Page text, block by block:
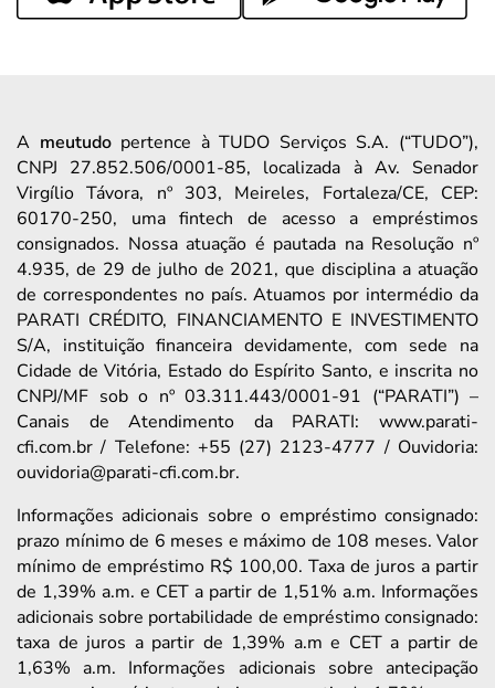
A meutudopertence à TUDO Serviços S.A. (“TUDO”),
CNPJ 27.852.506/0001-85, localizada à Av. Senador
Virgílio Távora, nº 303, Meireles, Fortaleza/CE, CEP:
60170-250, uma fintech de acesso a empréstimos
consignados. Nossa atuação é pautada na Resolução nº
4.935, de 29 de julho de 2021, que disciplina a atuação
de correspondentes no país. Atuamos por intermédio da
PARATI CRÉDITO, FINANCIAMENTO E INVESTIMENTO
S/A, instituição financeira devidamente, com sede na
Cidade de Vitória, Estado do Espírito Santo, e inscrita no
CNPJ/MF sob o nº 03.311.443/0001-91 (“PARATI”) –
Canais de Atendimento da PARATI: www.parati-
cfi.com.br / Telefone: +55 (27) 2123-4777 / Ouvidoria:
ouvidoria@parati-cfi.com.br.
Informações adicionais sobre o empréstimo consignado:
prazo mínimo de 6 meses e máximo de 108 meses. Valor
mínimo de empréstimo R$ 100,00. Taxa de juros a partir
de 1,39% a.m. e CET a partir de 1,51% a.m. Informações
adicionais sobre portabilidade de empréstimo consignado:
taxa de juros a partir de 1,39% a.m e CET a partir de
1,63% a.m. Informações adicionais sobre antecipação